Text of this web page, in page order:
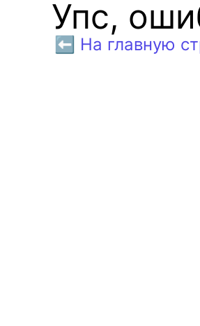
Упс,
⬅️ На главную